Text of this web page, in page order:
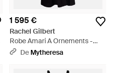
1 595 €
Rachel Gilbert
Robe Amari A Ornements -
NoirDe Mytheresa